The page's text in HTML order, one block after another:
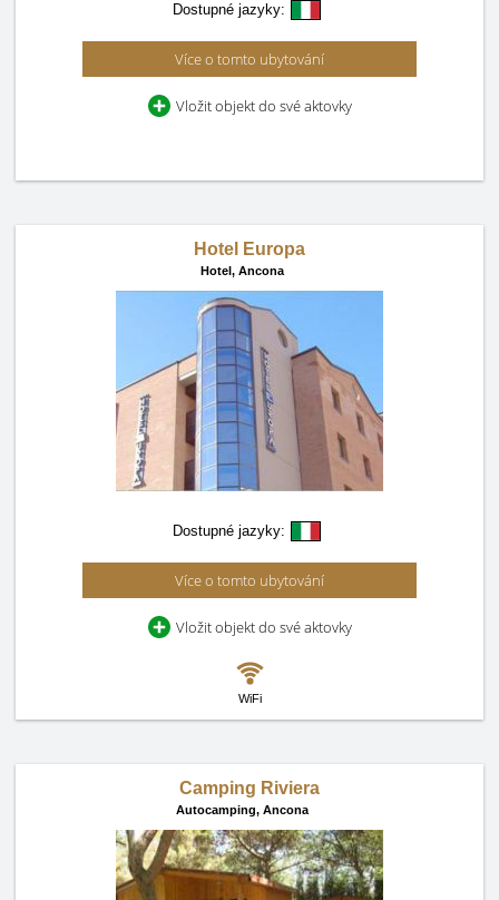
Dostupné jazyky:
Více o tomto ubytování
Vložit objekt do své aktovky
Hotel Europa
Hotel, Ancona
Dostupné jazyky:
Více o tomto ubytování
Vložit objekt do své aktovky
WiFi
Camping Riviera
Autocamping, Ancona